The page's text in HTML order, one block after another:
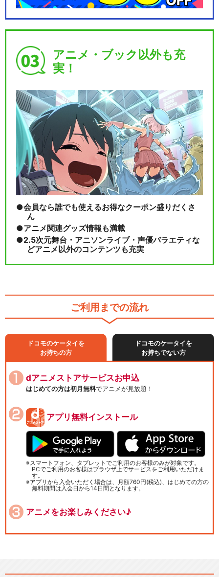
アニメ・ブック以外も充
実！
会員なら誰でも使えるお得なクーポン盛りだくさ
ん
アニメ関連グッズ情報も満載
2.5次元舞台・アニソンライブ・声優バラエティな
どアニメ以外のコンテンツも充実
ご利用までの流れ
ドコモのケータイを
お持ちの方
ドコモのケータイを
お持ちでない方
dアニメストアサービスお申込
はじめての方は初月無料でアニメが見放題！
アプリ無料インストール
スマートフォン、タブレットでご利用のお客様のみが対象です。
PCでご利用のお客様はブラウザ上でサービスをご利用いただけま
す。
アプリから入会いただく場合は、月額760円(税込)、はじめての方の
無料期間は入会日から14日間となります。
アニメをお楽しみください♪